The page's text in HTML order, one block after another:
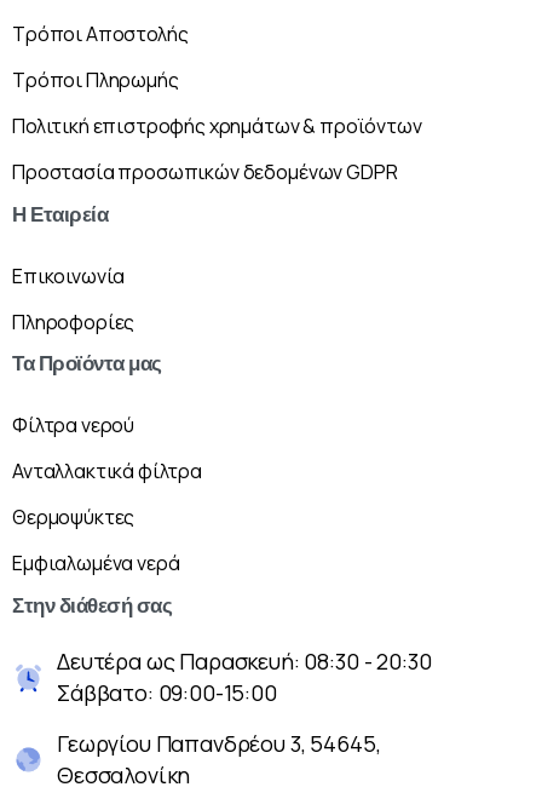
Τρόποι Αποστολής
Τρόποι Πληρωμής
Πολιτική επιστροφής χρημάτων & προϊόντων
Προστασία προσωπικών δεδομένων GDPR
Η Εταιρεία
Επικοινωνία
Πληροφορίες
Τα Προϊόνταμας
Φίλτρα νερού
Ανταλλακτικά φίλτρα
Θερμοψύκτες
Εμφιαλωμένα νερά
Στηνδιάθεσήσας
Δευτέρα ως Παρασκευή: 08:30 - 20:30
Σάββατο: 09:00-15:00
Γεωργίου Παπανδρέου 3, 54645,
Θεσσαλονίκη